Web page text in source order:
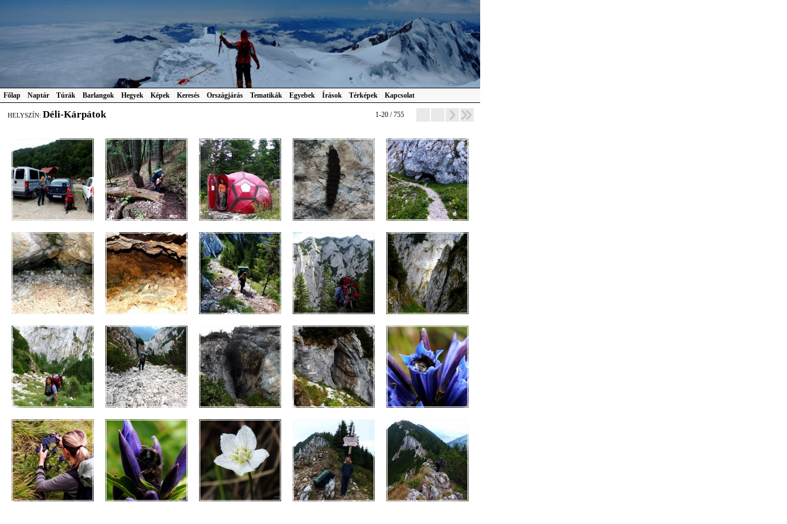
Főlap Naptár Túrák Barlangok Hegyek Képek Keresés Országjárás Tematikák Egyebek Írások Térképek Kapcsolat
HELYSZÍN: Déli-Kárpátok 1-20 / 755